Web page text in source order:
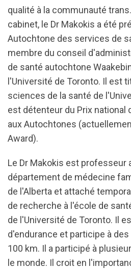
qualité à la communauté
cabinet, le Dr Makokis a été
Autochtone des services de
membre du conseil
de santé autochtone
l'Université de Toronto. Il est
sciences de la santé de
est détenteur du Prix national
aux Autochtones
Award).
Le Dr Makokis est professeur
département de médecine
de l'Alberta et attaché
de recherche à l'école de
de l'Université de Toronto. Il
d'endurance et participe à
100 km. Il a participé à
le monde. Il croit en